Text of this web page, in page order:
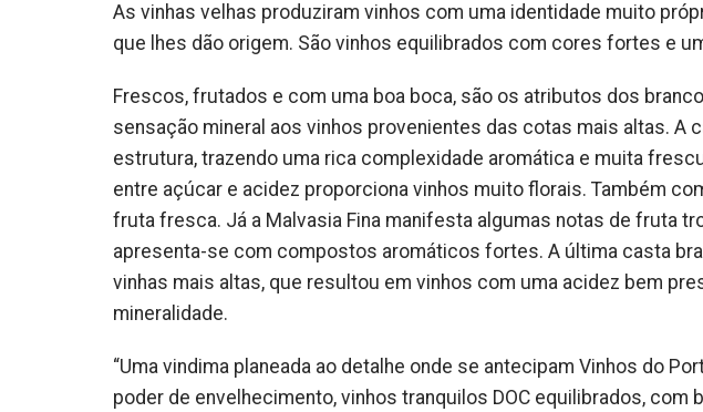
As vinhas velhas produziram vinhos com uma identidade muito
que lhes dão origem. São vinhos equilibrados com cores fortes e
Frescos, frutados e com uma boa boca, são os atributos dos
sensação mineral aos vinhos provenientes das cotas mais altas. A
estrutura, trazendo uma rica complexidade aromática e muita
entre açúcar e acidez proporciona vinhos muito florais. Também
fruta fresca. Já a Malvasia Fina manifesta algumas notas de fruta
apresenta-se com compostos aromáticos fortes. A última casta
vinhas mais altas, que resultou em vinhos com uma acidez bem
mineralidade.
“Uma vindima planeada ao detalhe onde se antecipam Vinhos do
poder de envelhecimento, vinhos tranquilos DOC equilibrados, com